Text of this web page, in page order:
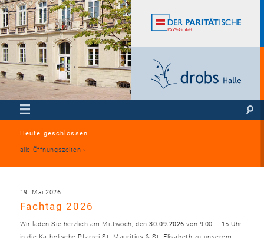
Heute geschlossen
alle Öffnungszeiten
19. Mai 2026
Fachtag 2026
Wir laden Sie herzlich am Mittwoch, den30.09.2026von 9:00 – 15 Uhr